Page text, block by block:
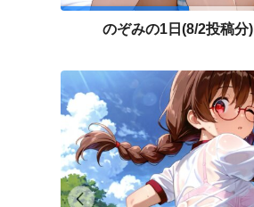
のぞみの1日(8/2投稿分)